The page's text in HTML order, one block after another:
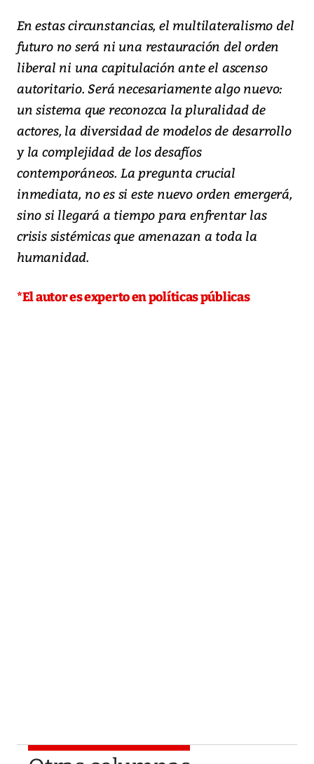
En estas circunstancias, el multilateralismo del
futuro no será ni una restauración del orden
liberal ni una capitulación ante el ascenso
autoritario. Será necesariamente algo nuevo:
un sistema que reconozca la pluralidad de
actores, la diversidad de modelos de desarrollo
y la complejidad de los desafíos
contemporáneos. La pregunta crucial
inmediata, no es si este nuevo orden emergerá,
sino si llegará a tiempo para enfrentar las
crisis sistémicas que amenazan a toda la
humanidad.
*El autor es experto en políticas públicas